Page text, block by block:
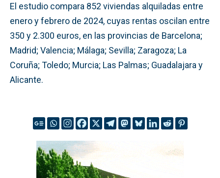
El estudio compara 852 viviendas alquiladas entre
enero y febrero de 2024, cuyas rentas oscilan entre
350 y 2.300 euros, en las provincias de Barcelona;
Madrid; Valencia; Málaga; Sevilla; Zaragoza; La
Coruña; Toledo; Murcia; Las Palmas; Guadalajara y
Alicante.